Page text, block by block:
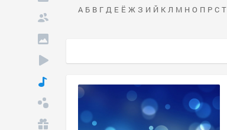
А Б В Г Д Е Ё Ж З И Й К Л М Н О П Р С Т